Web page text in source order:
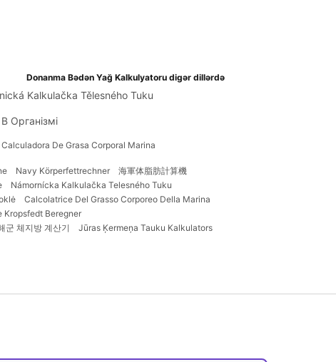
Donanma Bədən Yağ Kalkulyatoru digər dillərdə
Kalkulačka Tělesného Tuku
Організмі
Calculadora De Grasa Corporal Marina
Navy Körperfettrechner
海軍体脂肪計算機
Námornícka Kalkulačka Telesného Tuku
Calcolatrice Del Grasso Corporeo Della Marina
Kropsfedt Beregner
군 체지방 계산기
Jūras Ķermeņa Tauku Kalkulators